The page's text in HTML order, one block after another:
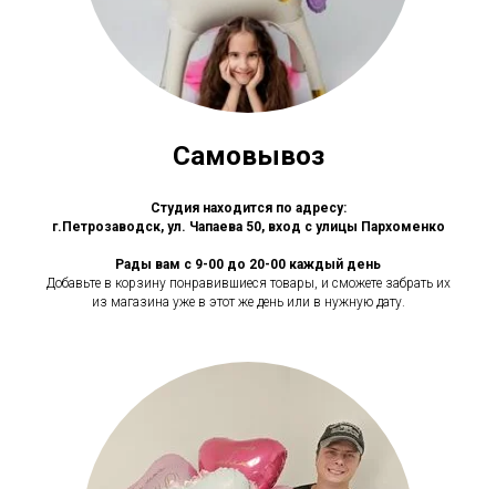
Самовывоз
Студия находится по адресу:
г.Петрозаводск, ул. Чапаева 50, вход с улицы Пархоменко
Рады вам с 9-00 до 20-00 каждый день
Добавьте в корзину понравившиеся товары, и сможете забрать их
из магазина уже в этот же день или в нужную дату.